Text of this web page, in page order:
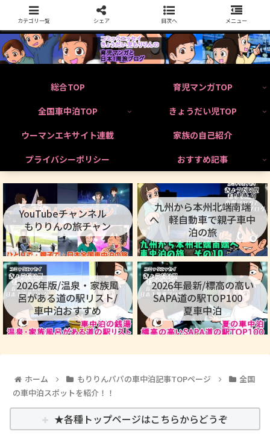
総合TOP
育児マンガTOP
全国車中泊TOP
きょうだい児TOP
ウーマンエキサイト連載
家族の自己紹介
プライバシーポリシー
おすすめ記事
YouTubeチャンネル
もりりんの旅チャン
九州から本州北端南端
へ 軽自動車で親子車中
泊の旅
2026年版/温泉・家族風
呂がある道の駅リスト/
車中泊おすすめ
2026年最新/標高の高い
SAPA道の駅TOP100
夏車中泊
ホーム もりりんパパの車中泊記事TOPページ
全国
の車中泊スポットを紹介！！
★各種トップページはこちらからどうぞ
カテゴリ一覧 シェア 目次へ メニュー